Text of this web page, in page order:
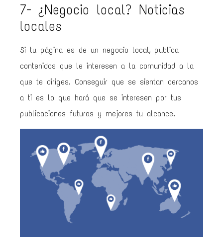
7- ¿Negocio local? Noticias
locales
Si tu página es de un negocio local, publica
contenidos que le interesen a la comunidad a la
que te diriges. Conseguir que se sientan cercanos
a ti es lo que hará que se interesen por tus
publicaciones futuras y mejores tu alcance.